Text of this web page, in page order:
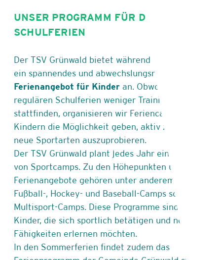
UNSER PROGRAMM FÜR DIE
SCHULFERIEN
Der TSV Grünwald bietet während der Schulferien
ein spannendes und abwechslungsreiches
Ferienangebot für Kinder an. Obwohl in den
regulären Schulferien weniger Trainings
stattfinden, organisieren wir Feriencamps, die den
Kindern die Möglichkeit geben, aktiv zu sein und
neue Sportarten auszuprobieren.
Der TSV Grünwald plant jedes Jahr eine Reihe
von Sportcamps. Zu den Höhepunkten unserer
Ferienangebote gehören unter anderem die
Fußball-, Hockey- und Baseball-Camps sowie
Multisport-Camps. Diese Programme sind ideal für
Kinder, die sich sportlich betätigen und neue
Fähigkeiten erlernen möchten.
In den Sommerferien findet zudem das